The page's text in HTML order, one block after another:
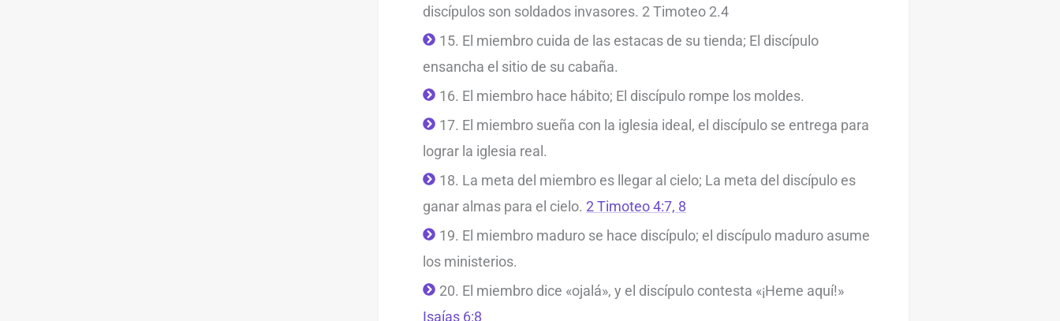
discípulos son soldados invasores. 2 Timoteo 2.4
15. El miembro cuida de las estacas de su tienda; El discípulo
ensancha el sitio de su cabaña.
16. El miembro hace hábito; El discípulo rompe los moldes.
17. El miembro sueña con la iglesia ideal, el discípulo se entrega para
lograr la iglesia real.
18. La meta del miembro es llegar al cielo; La meta del discípulo es
ganar almas para el cielo. 2 Timoteo 4:7, 8
19. El miembro maduro se hace discípulo; el discípulo maduro asume
los ministerios.
20. El miembro dice «ojalá», y el discípulo contesta «¡Heme aquí!»
Isaías 6:8